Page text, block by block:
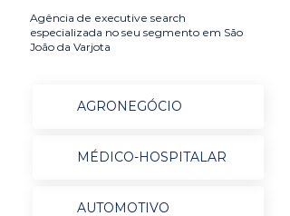
Agência de executive search
especializada no seu segmento em São
João da Varjota
AGRONEGÓCIO
MÉDICO-HOSPITALAR
AUTOMOTIVO